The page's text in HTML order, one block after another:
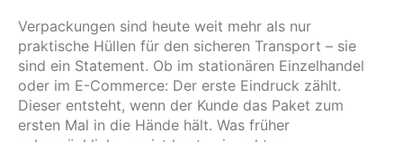
Verpackungen sind heute weit mehr als nur
praktische Hüllen für den sicheren Transport – sie
sind ein Statement. Ob im stationären Einzelhandel
oder im E-Commerce: Der erste Eindruck zählt.
Dieser entsteht, wenn der Kunde das Paket zum
ersten Mal in die Hände hält. Was früher